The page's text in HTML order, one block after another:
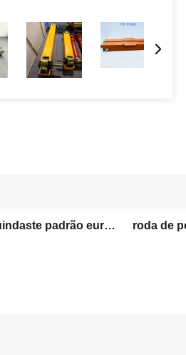
Viga final de guindaste padrão europeu roda de